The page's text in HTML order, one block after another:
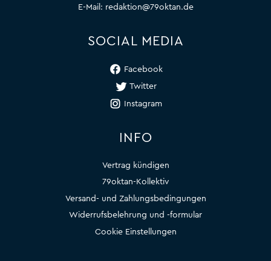
E-Mail: redaktion@79oktan.de
SOCIAL MEDIA
Facebook
Twitter
Instagram
INFO
Vertrag kündigen
79oktan-Kollektiv
Versand- und Zahlungsbedingungen
Widerrufsbelehrung und -formular
Cookie Einstellungen